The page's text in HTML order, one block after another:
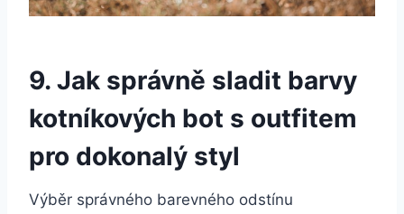
9. Jak ‍správně sladit ⁢barvy
kotníkových bot​ s‍ outfitem
‌pro dokonalý styl
Výběr ​správného barevného odstínu